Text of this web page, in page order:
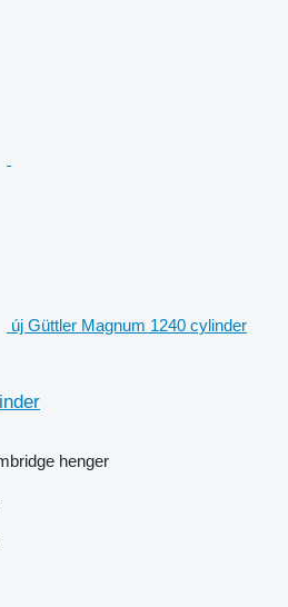
új Güttler Magnum 1240 cylinder
henger